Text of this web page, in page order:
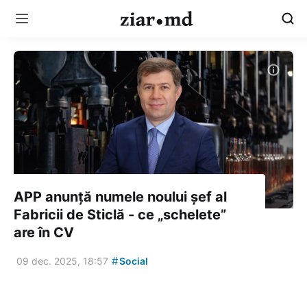
APP anunță numele noului șef al
Fabricii de Sticlă - ce „schelete”
are în CV
09 dec. 2025, 18:57 #Social